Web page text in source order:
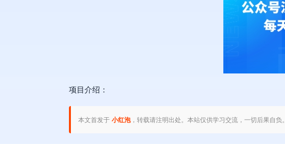
项目介绍：
本文首发于 小红泡，转载请注明出处。本站仅供学习交流，一切后果自负。